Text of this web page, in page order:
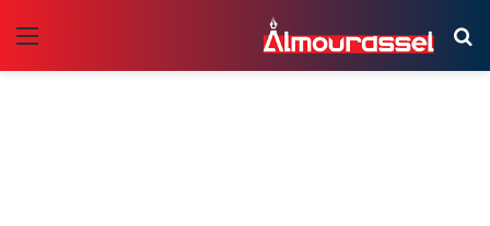
بحث
عن